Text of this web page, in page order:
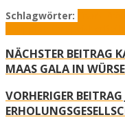
Schlagwörter:
NÄCHSTER BEITRAG
MAAS GALA IN
VORHERIGER BEITRAG